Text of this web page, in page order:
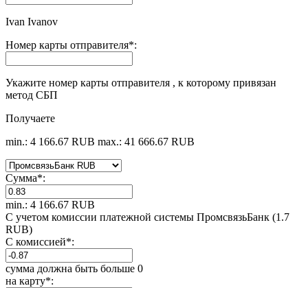
Ivan Ivanov
Номер карты отправителя*:
Укажите номер карты отправителя , к которому привязан
метод СБП
Получаете
min.: 4 166.67 RUB max.: 41 666.67 RUB
Сумма*:
min.: 4 166.67 RUB
С учетом комиссии платежной системы ПромсвязьБанк (1.7
RUB)
С комиссией*:
сумма должна быть больше 0
на карту*: